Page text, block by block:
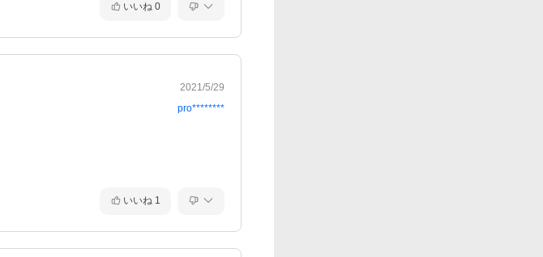
いいね 0
2021/5/29
pro********
いいね 1